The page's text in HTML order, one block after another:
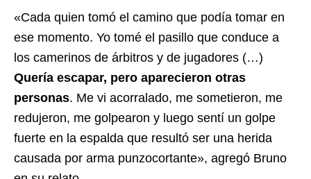
«Cada quien tomó el camino que podía tomar en
ese momento. Yo tomé el pasillo que conduce a
los camerinos de árbitros y de jugadores (…)
Quería escapar, pero aparecieron otras
personas. Me vi acorralado, me sometieron, me
redujeron, me golpearon y luego sentí un golpe
fuerte en la espalda que resultó ser una herida
causada por arma punzocortante», agregó Bruno